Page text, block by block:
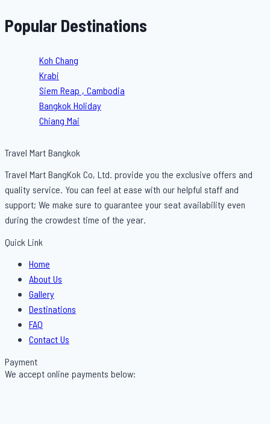
Popular Destinations
Koh Chang
Krabi
Siem Reap , Cambodia
Bangkok Holiday
Chiang Mai
Travel Mart Bangkok
Travel Mart BangKok Co, Ltd. provide you the exclusive offers and
quality service. You can feel at ease with our helpful staff and
support; We make sure to guarantee your seat availability even
during the crowdest time of the year.
Quick Link
Menu Home
About Us
Gallery
Destinations
FAQ
Contact Us
Payment
We accept online payments below: